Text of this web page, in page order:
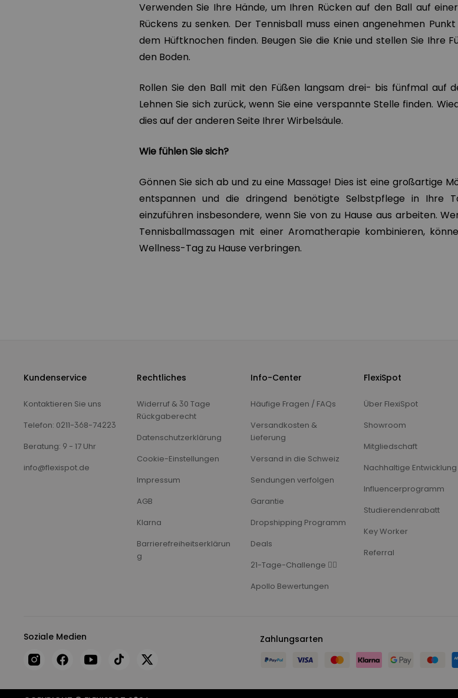
Verwenden Sie Ihre Hände, um Ihren Rücken auf den Ball auf
Rückens zu senken. Der Tennisball muss einen angenehmen
dem Hüftknochen finden. Beugen Sie die Knie und stellen Sie Ihre
den Boden.
Rollen Sie den Ball mit den Füßen langsam drei- bis fünfmal auf
Lehnen Sie sich zurück, wenn Sie eine verspannte Stelle finden.
dies auf der anderen Seite Ihrer Wirbelsäule.
Wie fühlen Sie sich?
Gönnen Sie sich ab und zu eine Massage! Dies ist eine großartige
entspannen und die dringend benötigte Selbstpflege in Ihre
einzuführen insbesondere, wenn Sie von zu Hause aus arbeiten.
Tennisballmassagen mit einer Aromatherapie kombinieren,
Wellness-Tag zu Hause verbringen.
Kundenservice
Kontaktieren Sie uns
Telefon: 0211-368-74223
Beratung: 9 - 17 Uhr
info@flexispot.de
Rechtliches
Widerruf & 30 Tage
Rückgaberecht
Datenschutzerklärung
Cookie-Einstellungen
Impressum
AGB
Klarna
Barrierefreiheitserklärun
g
Info-Center
Häufige Fragen / FAQs
Versandkosten &
Lieferung
Versand in die Schweiz
Sendungen verfolgen
Garantie
Dropshipping Programm
Deals
21-Tage-Challenge 🏃‍♂️
Apollo Bewertungen
FlexiSpot
Über FlexiSpot
Showroom
Mitgliedschaft
Nachhaltige Entwicklung
Influencerprogramm
Studierendenrabatt
Key Worker
Referral
Soziale Medien Zahlungsarten